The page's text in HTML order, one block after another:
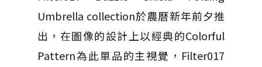
Umbrella collection於農曆新年前夕推
出，在圖像的設計上以經典的Colorful
Pattern為此單品的主視覺，Filter017